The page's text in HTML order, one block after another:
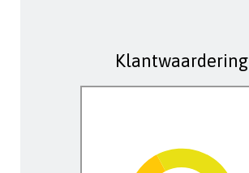
Klantwaardering